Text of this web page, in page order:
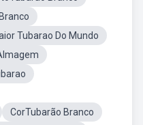
Tubarao Do Mundo
CorTubarão Branco